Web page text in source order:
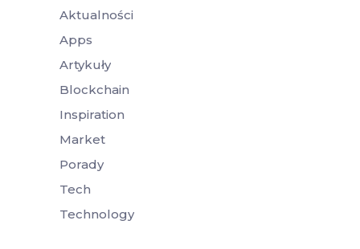
Aktualności
Apps
Artykuły
Blockchain
Inspiration
Market
Porady
Tech
Technology